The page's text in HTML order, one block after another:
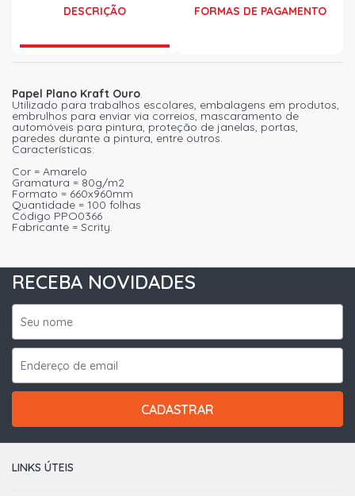
DESCRIÇÃO FORMAS DE PAGAMENTO
Papel Plano Kraft Ouro.
Utilizado para trabalhos escolares, embalagens em produtos,
embrulhos para enviar via correios, mascaramento de
automóveis para pintura, proteção de janelas, portas,
paredes durante a pintura, entre outros.
Características:
Cor = Amarelo
Gramatura = 80g/m2
Formato = 660x960mm
Quantidade = 100 folhas
Código PPO0366
Fabricante = Scrity.
RECEBA NOVIDADES
CADASTRAR
LINKS ÚTEIS